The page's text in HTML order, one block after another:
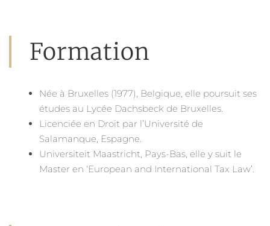
Formation
Née à Bruxelles (1977), Belgique, elle poursuit ses
études au Lycée Dachsbeck de Bruxelles.
Licenciée en Droit par l’Université de
Salamanque, Espagne.
Universiteit Maastricht, Pays-Bas, elle y suit le
Master en ‘European and International Tax Law’.